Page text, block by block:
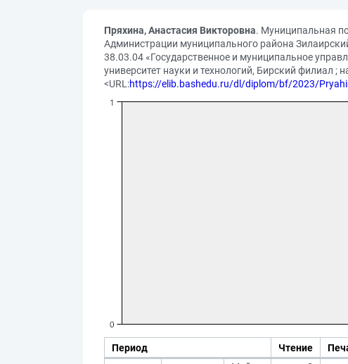
Пряхина, Анастасия Викторовна. Муниципальная
Администрации муниципального района
38.03.04 «Государственное и муниципальное
университет науки и технологий, Бирский филиал
<URL:https://elib.bashedu.ru/dl/diplom/bf/2023/
Период Чтение